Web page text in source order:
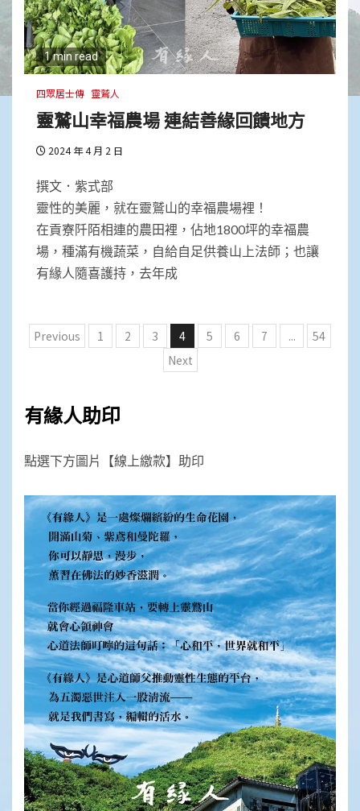
1 min read
四眾居士傳 靈鷲人
靈鷲山幸福農場 連結善緣回饋地方
2024 年 4 月 2 日
撰文．紫式部
靈性的美麗，就在靈鷲山的幸福農場裡！
在貢寮阡陌相連的農田裡，佔地1800坪的幸福農
場，種滿有機蔬菜，自給自足供養山上法師；也讓
有緣人隨喜護持，去年成
文
頁
Previous 1 2 3 4 5 6 7 ...
54
Next
有緣人助印
點選下方圖片【線上繳款】助印